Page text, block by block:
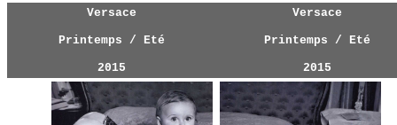
Versace
Printemps / Eté
2015
Versace
Printemps / Eté
2015